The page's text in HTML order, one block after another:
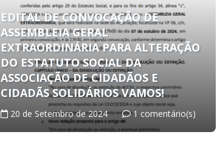
EDITAL DE CONVOCAÇÃO DE
ASSEMBLEIA GERAL
EXTRAORDINÁRIA PARA ALTERAÇÃO
DO ESTATUTO SOCIAL DA
ASSOCIAÇÃO DE CIDADÃOS E
CIDADÃS SOLIDÁRIOS VAMOS!
20 de Setembro de 2024 1 comentário(s)